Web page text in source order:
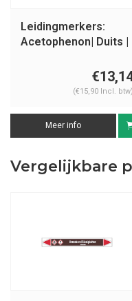
Leidingmerkers:
Acetophenon| Duits |
(€15,90 Incl. btw)
Meer info
Vergelijkbare